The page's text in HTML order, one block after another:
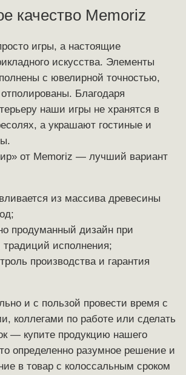
качество Memoriz
игры, а настоящие
искусства. Элементы
с ювелирной точностью,
Благодаря
наши игры не хранятся в
а украшают гостиные и
от Memoriz — лучший вариант
из массива древесины
продуманный дизайн при
традиций исполнения;
производства и гарантия
и с пользой провести время с
коллегами по работе или сделать
— купите продукцию нашего
определенно разумное решение и
в товар с колоссальным сроком